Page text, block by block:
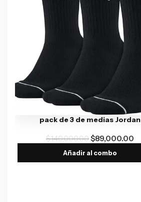
pack de 3 de medias Jordan
$140,000.00$89,000.00
Añadir al combo